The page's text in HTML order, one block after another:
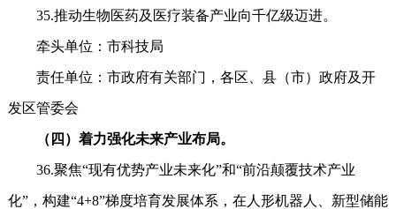
35.推动生物医药及医疗装备产业向千亿级迈进。
牵头单位：市科技局
责任单位：市政府有关部门，各区、县（市）政府及开
发区管委会
（四）着力强化未来产业布局。
36.聚焦“现有优势产业未来化”和“前沿颠覆技术产业
化”，构建“4+8”梯度培育发展体系，在人形机器人、新型储能